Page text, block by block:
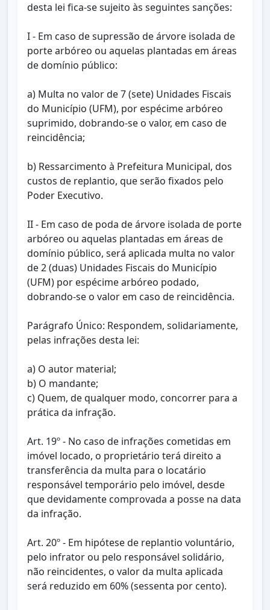
desta lei fica-se sujeito às seguintes sanções:
I - Em caso de supressão de árvore isolada de
porte arbóreo ou aquelas plantadas em áreas
de domínio público:
a) Multa no valor de 7 (sete) Unidades Fiscais
do Município (UFM), por espécime arbóreo
suprimido, dobrando-se o valor, em caso de
reincidência;
b) Ressarcimento à Prefeitura Municipal, dos
custos de replantio, que serão fixados pelo
Poder Executivo.
II - Em caso de poda de árvore isolada de porte
arbóreo ou aquelas plantadas em áreas de
domínio público, será aplicada multa no valor
de 2 (duas) Unidades Fiscais do Município
(UFM) por espécime arbóreo podado,
dobrando-se o valor em caso de reincidência.
Parágrafo Único: Respondem, solidariamente,
pelas infrações desta lei:
a) O autor material;
b) O mandante;
c) Quem, de qualquer modo, concorrer para a
prática da infração.
Art. 19º - No caso de infrações cometidas em
imóvel locado, o proprietário terá direito a
transferência da multa para o locatário
responsável temporário pelo imóvel, desde
que devidamente comprovada a posse na data
da infração.
Art. 20º - Em hipótese de replantio voluntário,
pelo infrator ou pelo responsável solidário,
não reincidentes, o valor da multa aplicada
será reduzido em 60% (sessenta por cento).